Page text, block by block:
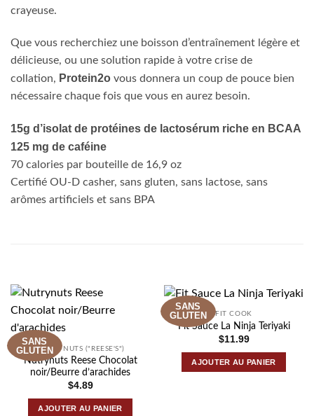
crayeuse.
Que vous recherchiez une boisson d’entraînement légère et
délicieuse, ou une solution rapide à votre crise de
collation, Protein2o vous donnera un coup de pouce bien
nécessaire chaque fois que vous en aurez besoin.
15g d’isolat de protéines de lactosérum riche en BCAA
125 mg de caféine
70 calories par bouteille de 16,9 oz
Certifié OU-D casher, sans gluten, sans lactose, sans
arômes artificiels et sans BPA
SANS
GLUTENNUTRY NUTS ("REESE'S")
Nutrynuts Reese Chocolat
noir/Beurre d’arachides
$4.89
AJOUTER AU PANIER
SANS
GLUTEN
FIT COOK
Fit Sauce La Ninja Teriyaki
$11.99
AJOUTER AU PANIER